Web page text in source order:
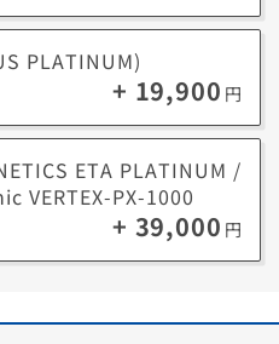
なく、静かで安定した動作になり
PLATINUM)
+ 19,900 円
ETA PLATINUM /
VERTEX-PX-1000
+ 39,000 円